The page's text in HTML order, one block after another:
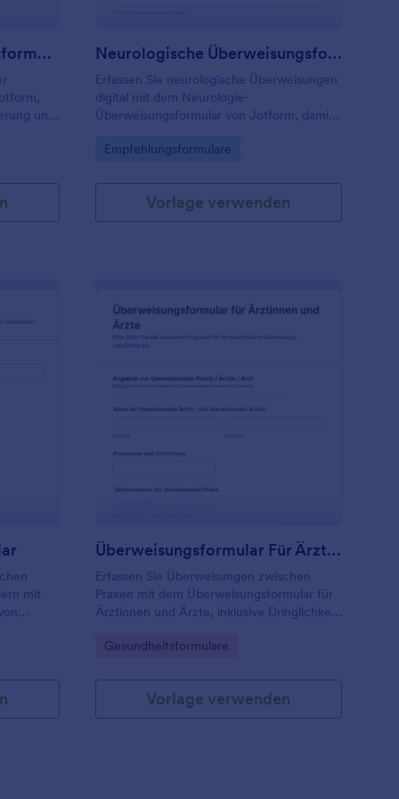
Eltern Kind Überweisungsformular Für Kinderzahnmedizin
und
Neurologische Überweisungsformular
Erfassen Sie neurologische Überweisungen
digital mit dem Neurologie-
Überweisungsformular von Jotform, damit
Angaben gebündelt übermitteln und die
verbessern.
Go to Category:
Empfehlungsformulare
Vorlage verwenden
mit
Überweisungsformular Für Ärztinnen Und Ärzte
Erfassen Sie Überweisungen zwischen
Praxen mit dem Überweisungsformular für
Ärztinnen und Ärzte, inklusive Dringlichkeit
Datenerfassung sowie jede
Go to Category:
Gesundheitsformulare
Vorlage verwenden